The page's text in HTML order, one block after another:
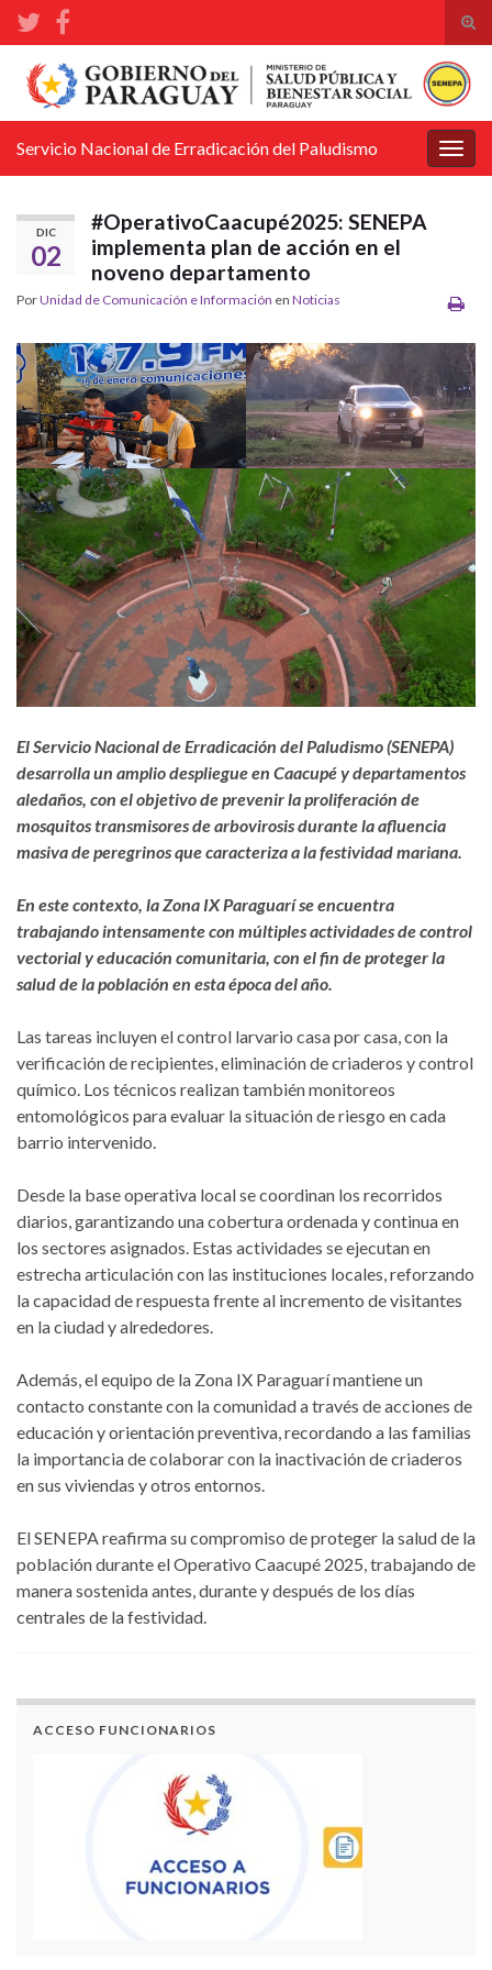
el
de
Search for:
la
Servicio Nacional de Erradicación del Paludismo
DIC
02
#OperativoCaacupé2025: SENEPA
implementa plan de acción en el
noveno departamento
PorUnidad de Comunicación e Información en Noticias
El Servicio Nacional de Erradicación del Paludismo (SENEPA)
desarrolla un amplio despliegue en Caacupé y departamentos
aledaños, con el objetivo de prevenir la proliferación de
mosquitos transmisores de arbovirosis durante la afluencia
masiva de peregrinos que caracteriza a la festividad mariana.
En este contexto, la Zona IX Paraguarí se encuentra
trabajando intensamente con múltiples actividades de control
vectorial y educación comunitaria, con el fin de proteger la
salud de la población en esta época del año.
Las tareas incluyen el control larvario casa por casa, con la
verificación de recipientes, eliminación de criaderos y control
químico. Los técnicos realizan también monitoreos
entomológicos para evaluar la situación de riesgo en cada
barrio intervenido.
Desde la base operativa local se coordinan los recorridos
diarios, garantizando una cobertura ordenada y continua en
los sectores asignados. Estas actividades se ejecutan en
estrecha articulación con las instituciones locales, reforzando
la capacidad de respuesta frente al incremento de visitantes
en la ciudad y alrededores.
Además, el equipo de la Zona IX Paraguarí mantiene un
contacto constante con la comunidad a través de acciones de
educación y orientación preventiva, recordando a las familias
la importancia de colaborar con la inactivación de criaderos
en sus viviendas y otros entornos.
El SENEPA reafirma su compromiso de proteger la salud de la
población durante el Operativo Caacupé 2025, trabajando de
manera sostenida antes, durante y después de los días
centrales de la festividad.
ACCESO FUNCIONARIOS